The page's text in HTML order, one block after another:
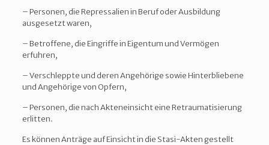
– Personen, die Repressalien in Beruf oder Ausbildung
ausgesetzt waren,
– Betroffene, die Eingriffe in Eigentum und Vermögen
erfuhren,
– Verschleppte und deren Angehörige sowie Hinterbliebene
und Angehörige von Opfern,
– Personen, die nach Akteneinsicht eine Retraumatisierung
erlitten.
Es können Anträge auf Einsicht in die Stasi-Akten gestellt